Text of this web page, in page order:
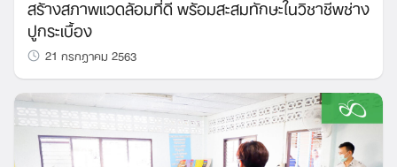
สร้างสภาพแวดล้อมที่ดี พร้อมสะสมทักษะในวิชาชีพช่าง
ปูกระเบื้อง
21 กรกฎาคม 2563